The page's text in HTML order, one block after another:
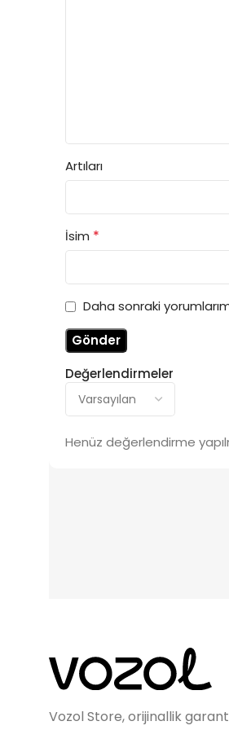
Değerlendirmeler
Henüz değerlendirme
Artıları
İsim *
Daha sonraki
Vozol Store, orijinallik